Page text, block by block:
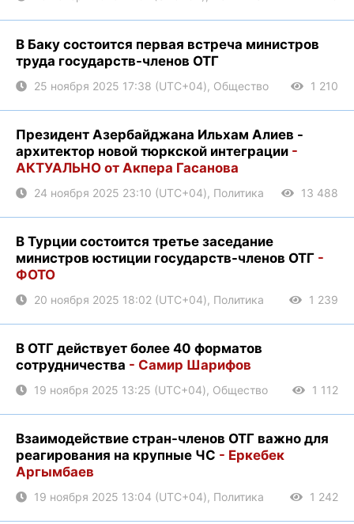
В Баку состоится первая встреча министров
труда государств-членов ОТГ
25 ноября 2025 17:38 (UTC+04), Общество 1 210
Президент Азербайджана Ильхам Алиев -
архитектор новой тюркской интеграции -
АКТУАЛЬНО от Акпера Гасанова
24 ноября 2025 23:10 (UTC+04), Политика 13 488
В Турции состоится третье заседание
министров юстиции государств-членов ОТГ -
ФОТО
20 ноября 2025 18:02 (UTC+04), Политика 1 239
В ОТГ действует более 40 форматов
сотрудничества - Самир Шарифов
19 ноября 2025 13:25 (UTC+04), Общество 1 112
Взаимодействие стран-членов ОТГ важно для
реагирования на крупные ЧС - Еркебек
Аргымбаев
19 ноября 2025 13:04 (UTC+04), Политика 1 242